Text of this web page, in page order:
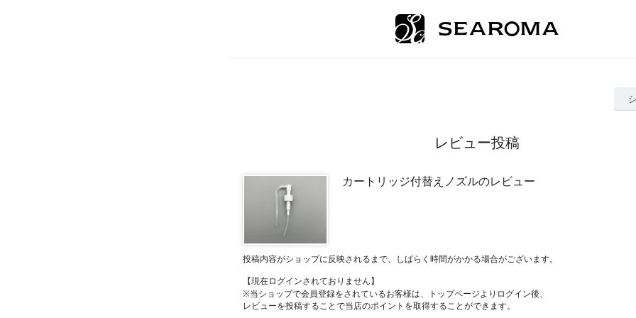
レビュー投稿
カートリッジ付替えノズルのレビュー
投稿内容がショップに反映されるまで、しばらく時間がかかる場合がございます。
【現在ログインされておりません】
※当ショップで会員登録をされているお客様は、トップページよりログイン後、
レビューを投稿することで当店のポイントを取得することができます。